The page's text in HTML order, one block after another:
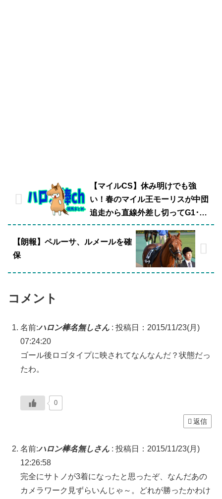
【マイルCS】休み明けでも強
い！春のマイル王モーリスが中団
追走から直線外差し切ってG1･2
勝目！
【朗報】ペルーサ、ルメールを確
保
コメント
名前:ハロン棒名無しさん : 投稿日：2015/11/23(月)
07:24:20
ゴール後ロゴタイプに映されてなんなんだ？状態だっ
たわ。
0
返信
名前:ハロン棒名無しさん : 投稿日：2015/11/23(月)
12:26:58
完全にサトノが3着になったと思ったぞ、なんだあの
カメラワーク見ずらいんじゃ～。どれが勝ったかわけ